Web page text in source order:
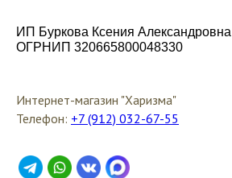
ИП Буркова Ксения Александровна
ОГРНИП 320665800048330
Интернет-магазин "Харизма"
Телефон: +7 (912) 032-67-55